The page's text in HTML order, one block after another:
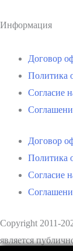
Информация
Договор
Политика
Согласие
Договор
Политика
Согласие
Copyright 2011-
является